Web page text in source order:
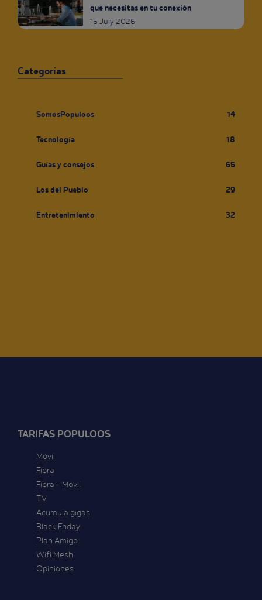
que necesitas en tu conexión
15 July 2026
Categorías
SomosPopuloos 14
Tecnología 18
Guías y consejos 65
Los del Pueblo 29
Entretenimiento 32
TARIFAS POPULOOS
Móvil
Fibra
Fibra + Móvil
TV
Acumula gigas
Black Friday
Plan Amigo
Wifi Mesh
Opiniones